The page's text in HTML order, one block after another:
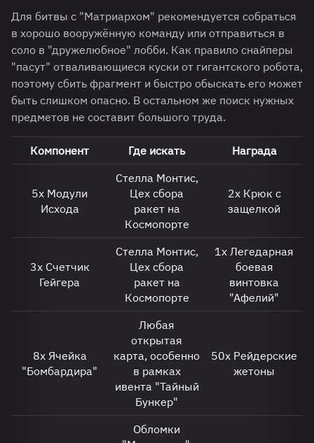
Для битвы с "Матриархом" рекомендуется собраться
в хорошо вооружённую команду или отправиться в
соло в "дружелюбное" лобби. Как правило снайперы
"пасут" отваливающиеся куски от гигантского робота,
поэтому сбить фрагмент и быстро обыскать его может
быть слишком опасно. В остальном же поиск нужных
предметов не составит большого труда.
Компонент Где искать Награда
5х Модули
Исхода
Стелла Монтис,
Цех сбора
ракет на
Космопорте
2х Крюк с
защелкой
3х Счетчик
Гейгера
Стелла Монтис,
Цех сбора
ракет на
Космопорте
1х Легедарная
боевая
винтовка
"Афелий"
8х Ячейка
"Бомбардира"
Любая
открытая
карта, особенно
в рамках
ивента "Тайный
Бункер"
50х Рейдерские
жетоны
Обломки